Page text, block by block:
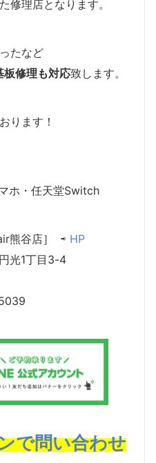
修理店となります。
たなど
板修理も対応致します。
ります！
ホ・任天堂Switch
熊谷店］ ⇨ HP
光1丁目3-4
で問い合わせ